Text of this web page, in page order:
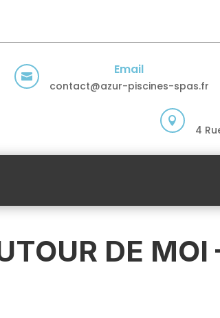
 Email
contact@azur-piscines-spas.fr

4
DE MOI